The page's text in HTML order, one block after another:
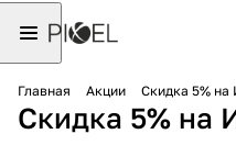
Главная Акции Скидка 5%
Скидка 5% на